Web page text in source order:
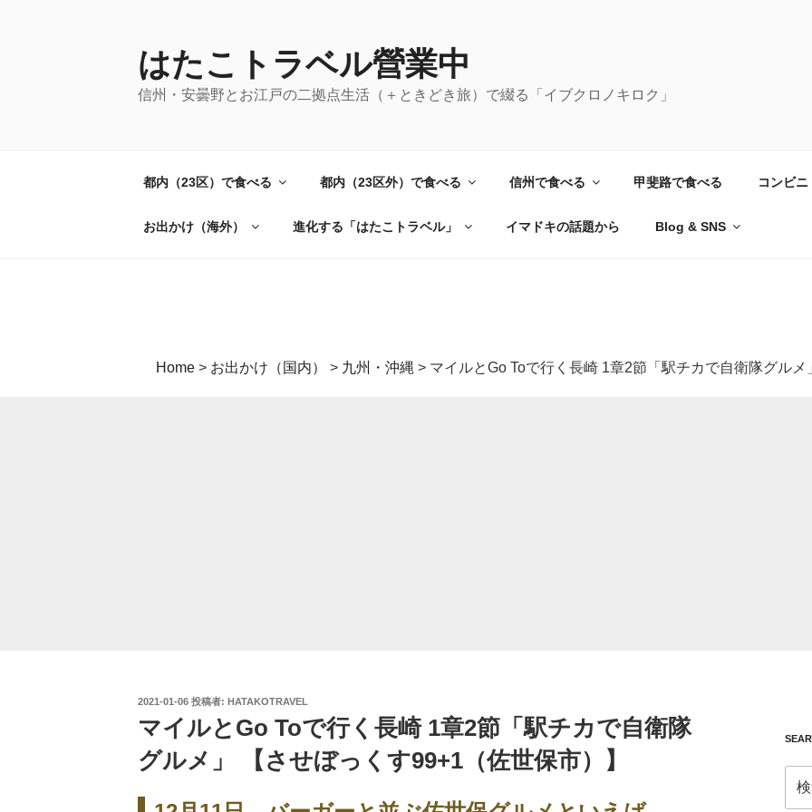
はたこトラベル營業中
信州・安曇野とお江戸の二拠点生活（＋ときどき旅）で綴る「イブクロノキロク」
都内（23区）で食べる 都内（23区外）で食べる 信州で食べる 甲斐路で食べる コンビ
お出かけ（海外） 進化する「はたこトラベル」 イマドキの話題から Blog & SNS
Home > お出かけ（国内） > 九州・沖縄 > マイルとGo Toで行く長崎 1章2節「駅チカで自衛隊グルメ
投
日:
2021-01-06 投稿者: HATAKOTRAVEL
マイルとGo Toで行く長崎 1章2節「駅チカで自衛隊
グルメ」 【させぼっくす99+1（佐世保市）】
索: